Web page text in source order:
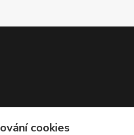
cookies